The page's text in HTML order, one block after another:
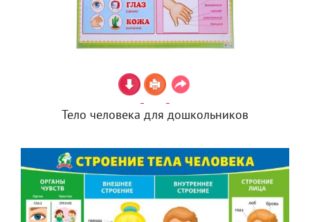
Тело человека для дошкольников